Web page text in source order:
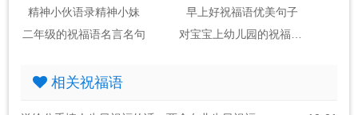
精神小伙语录精神小妹
早上好祝福语优美句子
二年级的祝福语名言名句
相关祝福语